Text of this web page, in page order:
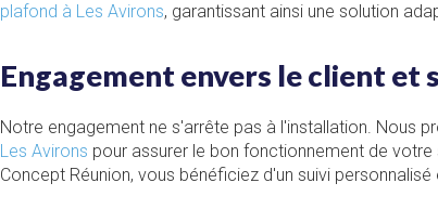
plafond à Les Avirons, garantissant ainsi une solution
Engagement envers le client et
Notre engagement ne s'arrête pas à l'installation. Nous
Les Avirons pour assurer le bon fonctionnement de
Concept Réunion, vous bénéficiez d'un suivi